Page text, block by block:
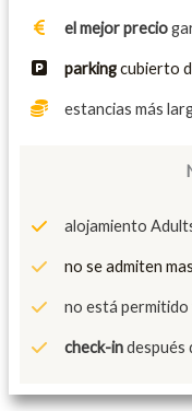
el mejor precio
parkingcubierto
estancias más
alojamiento
no se admiten
no está
check-indespués